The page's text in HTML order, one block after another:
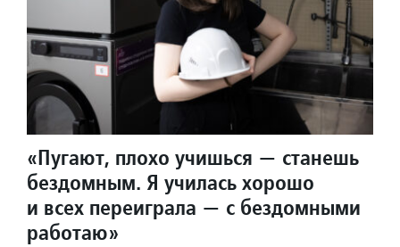
«Пугают, плохо учишься — станешь
бездомным. Я училась хорошо
и всех переиграла — с бездомными
работаю»